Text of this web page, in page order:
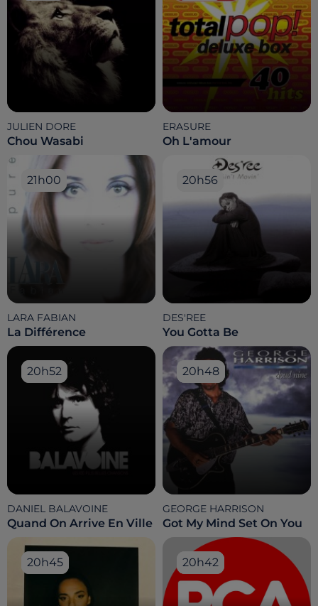
JULIEN DORE
Chou Wasabi
ERASURE
Oh L'amour
21h00
21h00
LARA FABIAN
La Différence
20h56
20h56
DES'REE
You Gotta Be
20h52
20h52
DANIEL BALAVOINE
Quand On Arrive En Ville
20h48
20h48
GEORGE HARRISON
Got My Mind Set On You
20h45
20h45 20h42
20h42